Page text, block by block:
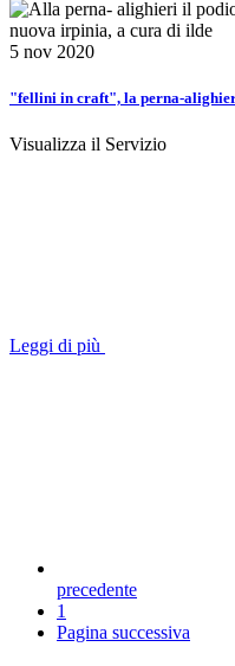
5 nov 2020
"fellini in craft", la perna-
Visualizza il Servizio
Leggi di più
precedente
1
Pagina successiva